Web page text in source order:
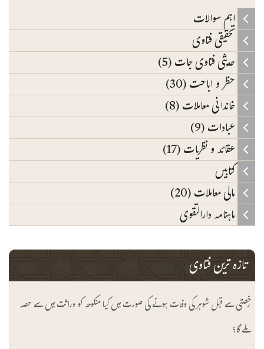
اہم سوالات
تحقیقی فتاوی
حدیثی فتاوی جات (5)
حظر و اباحت (30)
خاندانی معاملات (8)
عبادات (9)
عقائد و نظریات (17)
کتابیں
مالی معاملات (20)
ماہنامہ دارالتقوی
تازہ ترین فتاوی
رخصتی سے قبل شوہر کی وفات ہونے کی صورت میں کیا منکوحہ کو وراثت میں سے حصہ
ملے گا؟